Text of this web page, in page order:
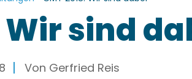
Wir sind
Von Gerfried Reis